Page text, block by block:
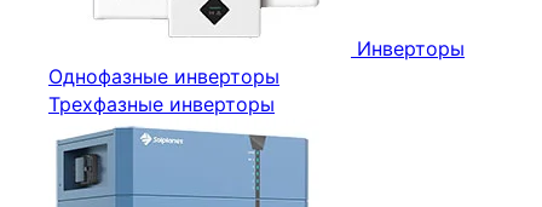
Инверторы
Однофазные инверторы
Трехфазные инверторы